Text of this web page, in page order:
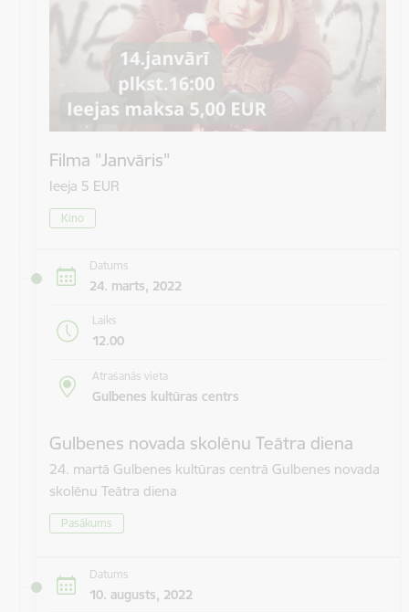
Filma "Janvāris"
Ieeja 5 EUR
Kino
Datums
24. marts, 2022
Laiks
12.00
Atrašanās vieta
Gulbenes kultūras centrs
Gulbenes novada skolēnu Teātra diena
24. martā Gulbenes kultūras centrā Gulbenes novada
skolēnu Teātra diena
Pasākums
Datums
10. augusts, 2022